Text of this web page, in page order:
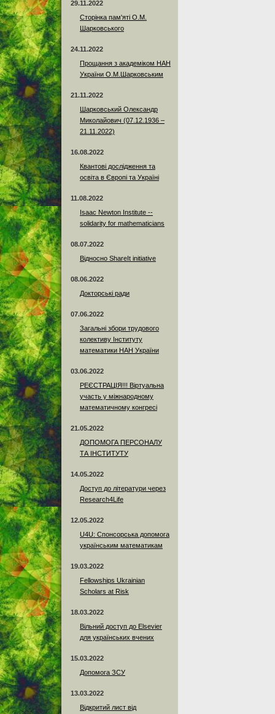
29.11.2022
Сторінка пам'яті О.М.
Шарковського
24.11.2022
Прощання з академіком НАН
України О.М.Шарковським
21.11.2022
Шарковський Олександр
Миколайович (07.12.1936 –
21.11.2022)
16.08.2022
Квантові дослідження та
освіта в Європі та Україні
11.08.2022
Isaac Newton Institute --
solidarity for mathematicians
08.07.2022
Відносно ShareIt initiative
08.06.2022
Докторські ради
07.06.2022
Загальні збори трудового
колективу Інституту
математики НАН України
03.06.2022
РЕЄСТРАЦІЯ!!! Віртуальна
участь у міжнародному
математичному конгресі
21.05.2022
ДОПОМОГА ПЕРСОНАЛУ
ТА ІНСТИТУТУ
14.05.2022
Доступ до літератури через
Research4Life
12.05.2022
U4U: Спонсорська допомога
українським математикам
19.03.2022
Fellowships Ukrainian
Scholars at Risk
18.03.2022
Вільний доступ до Elsevier
для українських вчених
15.03.2022
Допомога ЗСУ
13.03.2022
Відкритий лист від